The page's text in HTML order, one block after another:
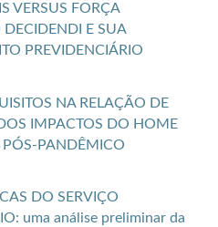
VERSUS FORÇA
E SUA
PREVIDENCIÁRIO
NA RELAÇÃO DE
IMPACTOS DO HOME
PANDÊMICO
DO SERVIÇO
uma análise preliminar da